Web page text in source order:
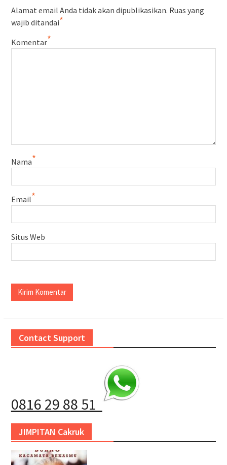
Alamat email Anda tidak akan dipublikasikan. Ruas yang
wajib ditandai*
Komentar*
Nama*
Email*
Situs Web
Contact Support
0816 29 88 51
JIMPITAN Cakruk